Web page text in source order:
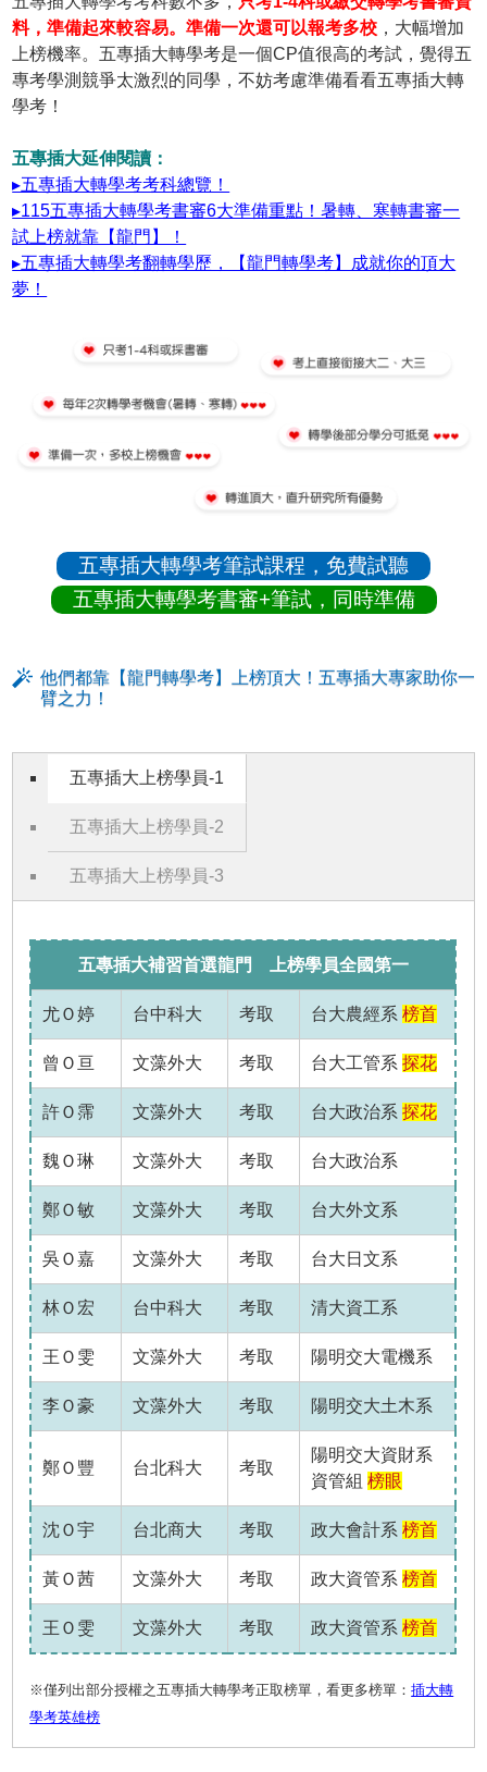
料，準備起來較容易。準備一次還可以報考多校 ，大幅增加
上榜機率。五專插大轉學考是一個CP值很高的考試，覺得五
專考學測競爭太激烈的同學，不妨考慮準備看看五專插大轉
學考！
五專插大延伸閱讀：
▸五專插大轉學考考科總覽！
▸115五專插大轉學考書審6大準備重點！暑轉、寒轉書審一
試上榜就靠【龍門】！
▸五專插大轉學考翻轉學歷，【龍門轉學考】成就你的頂大
夢！
五專插大轉學考筆試課程，免費試聽
五專插大轉學考書審+筆試，同時準備
他們都靠【龍門轉學考】上榜頂大！五專插大專家助你一
臂之力！
五專插大上榜學員-1
五專插大上榜學員-2
五專插大上榜學員-3
五專插大補習首選龍門 上榜學員全國第一
尤Ｏ婷 台中科大 考取 台大農經系榜首
曾Ｏ亘 文藻外大 考取 台大工管系探花
許Ｏ霈 文藻外大 考取 台大政治系探花
魏Ｏ琳 文藻外大 考取 台大政治系
鄭Ｏ敏 文藻外大 考取 台大外文系
吳Ｏ嘉 文藻外大 考取 台大日文系
林Ｏ宏 台中科大 考取 清大資工系
王Ｏ雯 文藻外大 考取 陽明交大電機系
李Ｏ豪 文藻外大 考取 陽明交大土木系
鄭Ｏ豐 台北科大 考取
陽明交大資財系
資管組榜眼
沈Ｏ宇 台北商大 考取 政大會計系榜首
黃Ｏ茜 文藻外大 考取 政大資管系榜首
王Ｏ雯 文藻外大 考取 政大資管系榜首
※僅列出部分授權之五專插大轉學考正取榜單，看更多榜單：插大轉
學考英雄榜